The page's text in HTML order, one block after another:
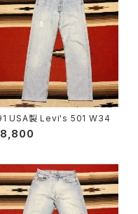
USA製 Levi's 501 W34